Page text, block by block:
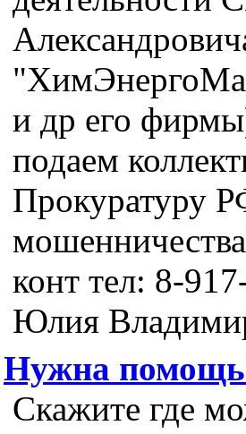
и др его
подаем
Прокуратуру
конт тел: 8-
Юлия
Нужна
Скажите где